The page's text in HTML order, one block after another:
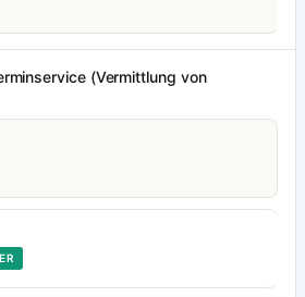
(Vermittlung von